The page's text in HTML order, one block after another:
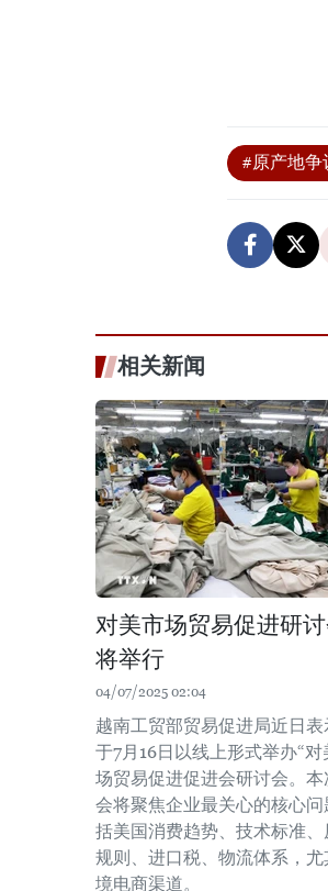
#原产地争
相关新闻
对美市场贸易促进研
将举行
04/07/2025 02:04
越南工贸部贸易促进局近日
于7月16日以线上形式举办“对
场贸易促进促进会研讨会。本
会将聚焦企业最关心的核心问
括美国消费趋势、技术标准、
规则、进口税、物流体系，尤
境电商渠道。